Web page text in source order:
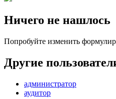
Ничего не нашлось
Попробуйте изменить
Другие
администратор
аудитор